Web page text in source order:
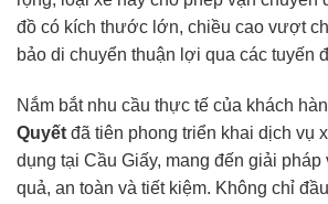
đồ có kích thước lớn, chiều cao vượt
bảo di chuyển thuận lợi qua các tuyến
Nắm bắt nhu cầu thực tế của khách
Quyết đã tiên phong triển khai dịch vụ
dụng tại Cầu Giấy, mang đến giải pháp
quả, an toàn và tiết kiệm. Không chỉ